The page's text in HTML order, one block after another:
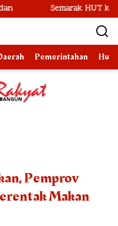
Semarak HUT ke-81 RI,
Pemerintahan
Pemprov
Makan